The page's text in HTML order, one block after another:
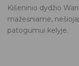
Kišeninio dydžio
mažesniame,
patogumui kelyje.